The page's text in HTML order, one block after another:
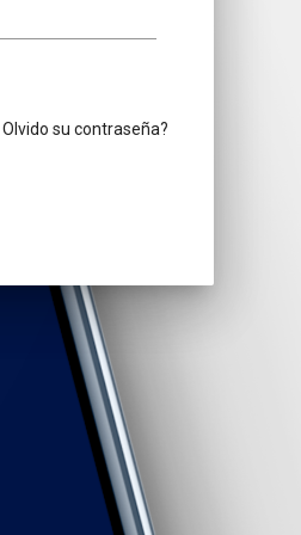
Olvido su contraseña?